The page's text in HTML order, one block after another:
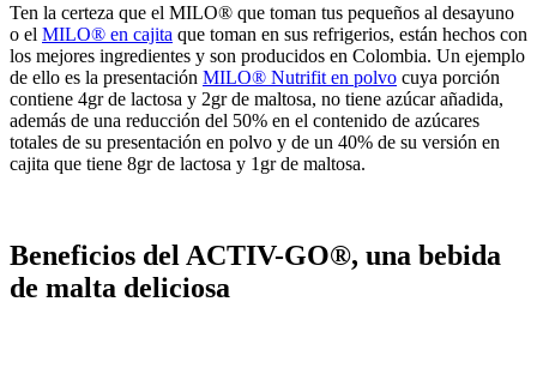
Ten la certeza que el MILO® que toman tus pequeños al desayuno
o el MILO® en cajita que toman en sus refrigerios, están hechos con
los mejores ingredientes y son producidos en Colombia. Un ejemplo
de ello es la presentación MILO® Nutrifit en polvo cuya porción
contiene 4gr de lactosa y 2gr de maltosa, no tiene azúcar añadida,
además de una reducción del 50% en el contenido de azúcares
totales de su presentación en polvo y de un 40% de su versión en
cajita que tiene 8gr de lactosa y 1gr de maltosa.
Beneficios del ACTIV-GO®, una bebida
de malta deliciosa